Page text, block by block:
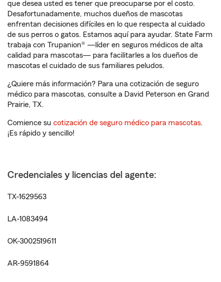
que desea usted es tener que preocuparse por el costo.
Desafortunadamente, muchos dueños de mascotas
enfrentan decisiones difíciles en lo que respecta al cuidado
de sus perros o gatos. Estamos aquí para ayudar. State Farm
trabaja con Trupanion® —líder en seguros médicos de alta
calidad para mascotas— para facilitarles a los dueños de
mascotas el cuidado de sus familiares peludos.
¿Quiere más información? Para una cotización de seguro
médico para mascotas, consulte a David Peterson en Grand
Prairie, TX.
Comience su cotización de seguro médico para mascotas.
¡Es rápido y sencillo!
Credenciales y licencias del agente:
TX-1629563
LA-1083494
OK-3002519611
AR-9591864